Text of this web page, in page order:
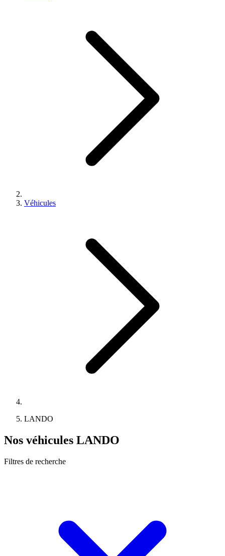
Véhicules
LANDO
Nos véhicules LANDO
Filtres de recherche